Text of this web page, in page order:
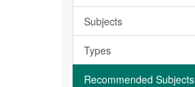
Subjects
Types
Recommended Subjects